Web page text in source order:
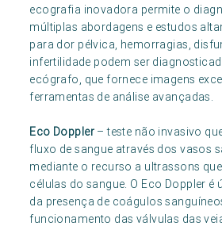
ecografia inovadora permite o
múltiplas abordagens e estudos
para dor pélvica, hemorragias,
infertilidade podem ser
ecógrafo, que fornece imagens
ferramentas de análise avançadas.
Eco Doppler– teste não invasivo
fluxo de sangue através dos vasos
mediante o recurso a ultrassons
células do sangue. O Eco Doppler
da presença de coágulos
funcionamento das válvulas das